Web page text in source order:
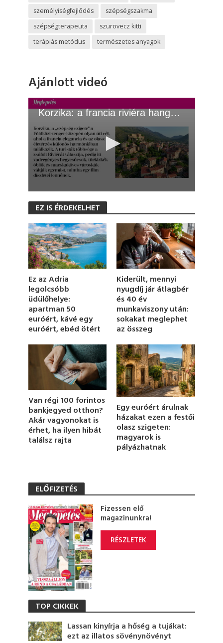
személyiségfejlődés
szépségszakma
szépségterapeuta
szurovecz kitti
terápiás metódus
természetes anyagok
Ajánlott videó
Korzika: a francia riviéra hangulata olcsón
s
o
n
d
s
o
f
m
i
n
u
t
e
,
6
s
EZ IS ÉRDEKELHET
Ez az Adria
legolcsóbb
üdülőhelye:
apartman 50
euróért, kávé egy
euróért, ebéd ötért
Kiderült, mennyi
nyugdíj jár átlagbér
és 40 év
munkaviszony után:
sokakat meglephet
az összeg
Van régi 100 forintos
bankjegyed otthon?
Akár vagyonokat is
érhet, ha ilyen hibát
találsz rajta
Egy euróért árulnak
házakat ezen a festői
olasz szigeten:
magyarok is
pályázhatnak
ELŐFIZETÉS
Fizessen elő
magazinunkra!
RÉSZLETEK
TOP CIKKEK
Lassan kinyírja a hőség a tujákat:
ezt az illatos sövénynövényt